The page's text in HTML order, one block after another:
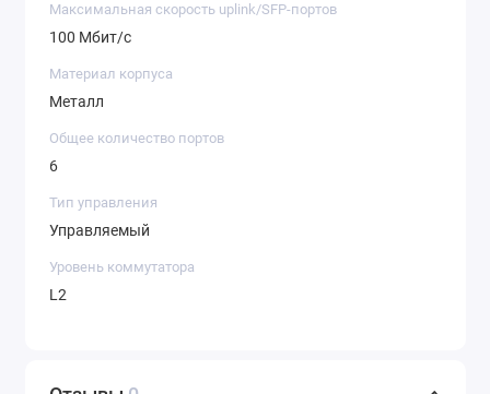
Максимальная скорость uplink/SFP-портов
100 Мбит/с
Материал корпуса
Металл
Общее количество портов
6
Тип управления
Управляемый
Уровень коммутатора
L2